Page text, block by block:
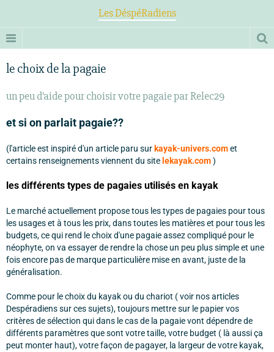
Les DéspéRadiens
le choix de la pagaie
un peu d'aide pour choisir votre pagaie par Relec29
et si on parlait pagaie??
(l'article est inspiré d'un article paru sur kayak-univers.comet
certains renseignements viennent du site lekayak.com)
les différents types de pagaies utilisés en kayak
Le marché actuellement propose tous les types de pagaies pour tous
les usages et à tous les prix, dans toutes les matières et pour tous les
budgets, ce qui rend le choix d'une pagaie assez compliqué pour le
néophyte, on va essayer de rendre la chose un peu plus simple et une
fois encore pas de marque particulière mise en avant, juste de la
généralisation.
Comme pour le choix du kayak ou du chariot ( voir nos articles
Despéradiens sur ces sujets), toujours mettre sur le papier vos
critères de sélection qui dans le cas de la pagaie vont dépendre de
différents paramètres que sont votre taille, votre budget ( là aussi ça
peut monter haut), votre façon de pagayer, la largeur de votre kayak,